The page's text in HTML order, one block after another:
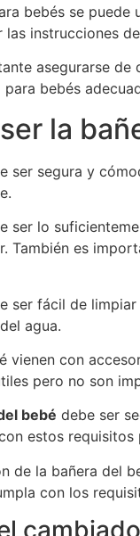
bebés se
las instrucciones
asegurarse
para bebés
la
ser segura y
ser lo
También es
ser fácil de
agua.
vienen con
pero no son
bebé debe ser
estos
de la bañera del
con los